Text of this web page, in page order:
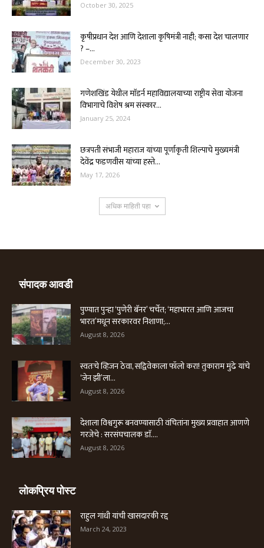
October 30, 2025
कृषीप्रधान देश आणि देशाला कृषिमंत्री नाही; कसा देश चालणार
? –...
December 30, 2023
गणेशखिंड येथील माॅडर्न महाविद्यालयाच्या राष्ट्रीय सेवा योजना
विभागाचे विशेष श्रम संस्कार...
January 25, 2024
छत्रपती संभाजी महाराज यांच्या पूर्णाकृती शिल्पाचे मुख्यमंत्री
देवेंद्र फडणवीस यांच्या हस्ते...
May 17, 2026
अधिक माहिती पहा
संपादक आवडी
पुण्यात पुन्हा ‘पुणेरी बॅनर’ चर्चेत; ‘महाभारत आणि आजचा
भारत’मधून सरकारवर निशाणा;...
August 8, 2026
स्वतःचे व्हिजन ठेवा, सद्विवेकाला फॉलो करा! तुकाराम मुंढे यांचे
‘जेन झी’ला...
August 8, 2026
देशाला विश्वगुरू बनवण्यासाठी वंचितांना मुख्य प्रवाहात आणणे
गरजेचे : सरसंघचालक डाॅ....
August 8, 2026
लोकप्रिय पोस्ट
राहुल गांधी यांची खासदारकी रद्द
March 24, 2023